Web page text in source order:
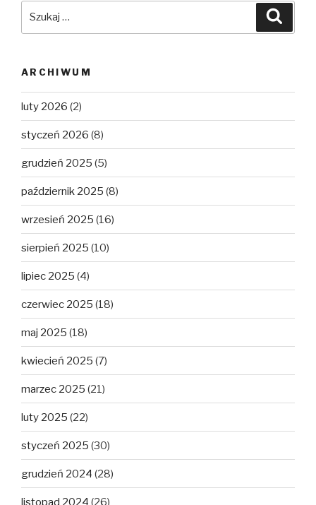
ARCHIWUM
luty 2026 (2)
styczeń 2026 (8)
grudzień 2025 (5)
październik 2025 (8)
wrzesień 2025 (16)
sierpień 2025 (10)
lipiec 2025 (4)
czerwiec 2025 (18)
maj 2025 (18)
kwiecień 2025 (7)
marzec 2025 (21)
luty 2025 (22)
styczeń 2025 (30)
grudzień 2024 (28)
listopad 2024 (26)